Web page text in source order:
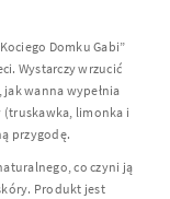
Domku Gabi”
Wystarczy wrzucić
wanna wypełnia
(truskawka, limonka i
przygodę.
co czyni ją
Produkt jest